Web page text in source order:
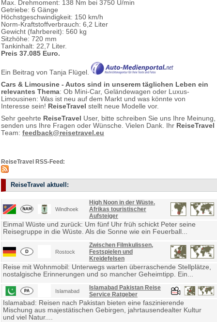
Max. Drehmoment: 138 Nm bei 3750 U/min
Getriebe: 6 Gänge
Höchstgeschwindigkeit: 150 km/h
Norm-Kraftstoffverbrauch: 6,2 Liter
Gewicht (fahrbereit): 560 kg
Sitzhöhe: 720 mm
Tankinhalt: 22,7 Liter.
Preis 37.085 Euro.
Ein Beitrag von Tanja Flügel.
Cars & Limousine - Autos sind in unserem täglichen Leben ein
relevantes Thema: Ob Mini-Car, Geländewagen oder Luxus-
Limousinen: Was ist neu auf dem Markt und was könnte von
Interesse sein! ReiseTravel stellt neue Modelle vor.
Sehr geehrte ReiseTravel User, bitte schreiben Sie uns Ihre Meinung,
senden uns Ihre Fragen oder Wünsche. Vielen Dank. Ihr ReiseTravel
Team: feedback@reisetravel.eu
ReiseTravel RSS-Feed:
ReiseTravel aktuell:
Windhoek
High Noon in der Wüste.
Afrikas touristischer
Aufsteiger
Einmal Wüste und zurück: Um fünf Uhr früh schickt Peter seine
Reisegruppe in die Wüste. Als die Sonne wie ein Feuerball...
Rostock
Zwischen Filmkulissen,
Festspielen und
Kreidefelsen
Reise mit Wohnmobil: Unterwegs warten überraschende Stellplätze,
nostalgische Erinnerungen und so mancher Geheimtipp. Ein...
Islamabad
Islamabad Pakistan Reise
Service Ratgeber
Islamabad: Reisen nach Pakistan bieten eine faszinierende
Mischung aus majestätischen Gebirgen, jahrtausendealter Kultur
und viel Natur....